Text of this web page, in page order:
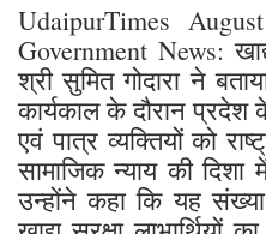
UdaipurTimes
Government News:
श्री सुमित गोदारा ने
कार्यकाल के दौरान
एवं पात्र व्यक्तियों को
सामाजिक न्याय की दिशा
उन्होंने कहा कि यह